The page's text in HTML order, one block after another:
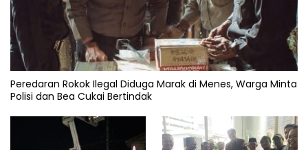
Peredaran Rokok Ilegal Diduga Marak di Menes, Warga Minta
Polisi dan Bea Cukai Bertindak